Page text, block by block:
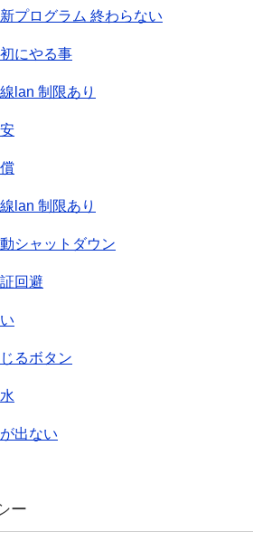
プログラム 終わらない
にやる事
lan 制限あり
lan 制限あり
シャットダウン
回避
るボタン
出ない
ー